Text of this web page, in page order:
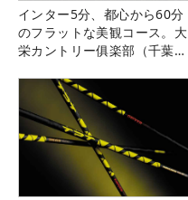
インター5分、都心から60分
のフラットな美観コース。大
栄カントリー俱楽部（千葉